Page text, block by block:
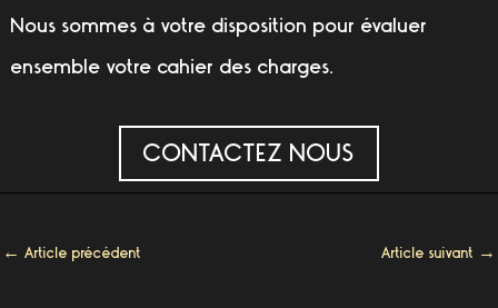
Nous sommes à votre disposition pour évaluer
ensemble votre cahier des charges.
CONTACTEZ NOUS
← Article précédent Article suivant →